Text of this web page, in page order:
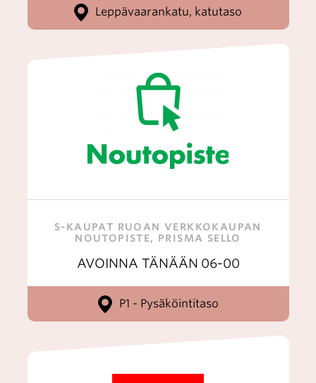
Leppävaarankatu, katutaso
S-KAUPAT RUOAN VERKKOKAUPAN
NOUTOPISTE, PRISMA SELLO
AVOINNA TÄNÄÄN 06-00
P1 - Pysäköintitaso